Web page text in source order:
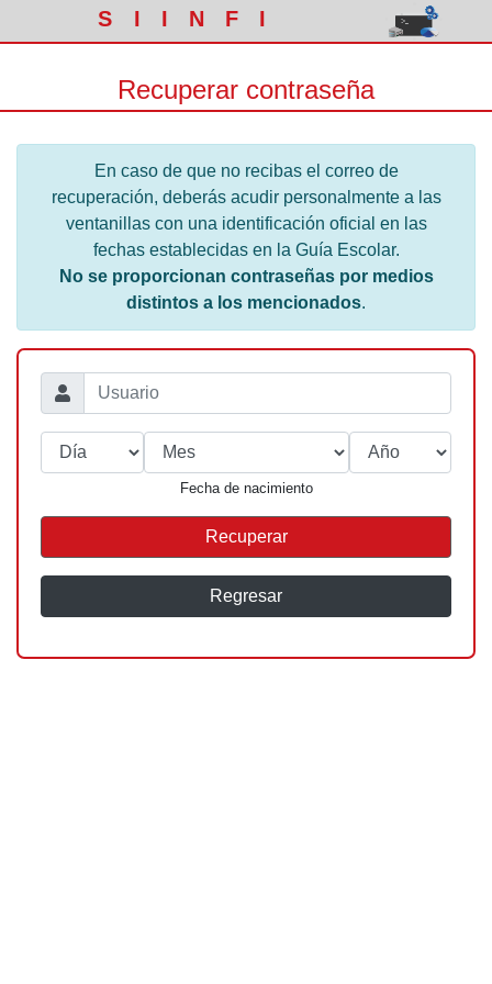
SIINFI
Recuperar contraseña
En caso de que no recibas el correo de
recuperación, deberás acudir personalmente a las
ventanillas con una identificación oficial en las
fechas establecidas en la Guía Escolar.
No se proporcionan contraseñas por medios
distintos a los mencionados.
Fecha de nacimiento
Regresar
Recuperar